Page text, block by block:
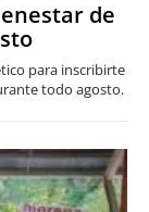
de
para inscribirte
todo agosto.